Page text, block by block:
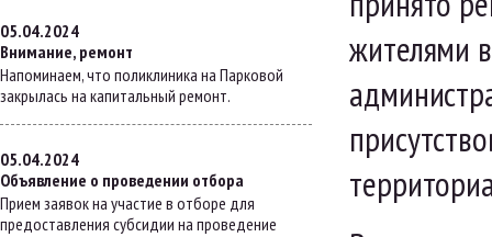
05.04.2024
Внимание, ремонт
Напоминаем, что поликлиника на Парковой
закрылась на капитальный ремонт.
05.04.2024
Объявление о проведении отбора
Прием заявок на участие в отборе для
предоставления субсидии на проведение
жителями